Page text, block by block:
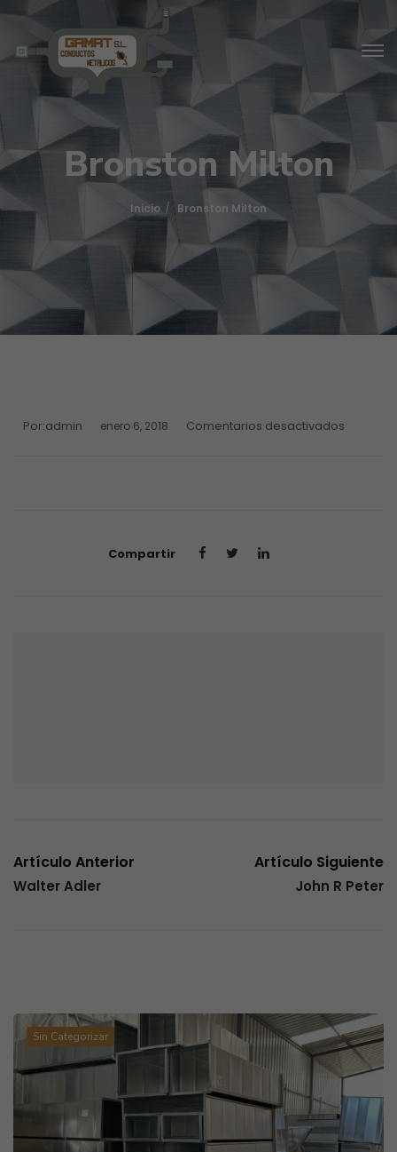
Bronston Milton
Inicio Bronston Milton
Por:admin enero 6, 2018 Comentarios desactivados
Compartir
Artículo Anterior
Walter Adler
Artículo Siguiente
John R Peter
Sin Categorizar